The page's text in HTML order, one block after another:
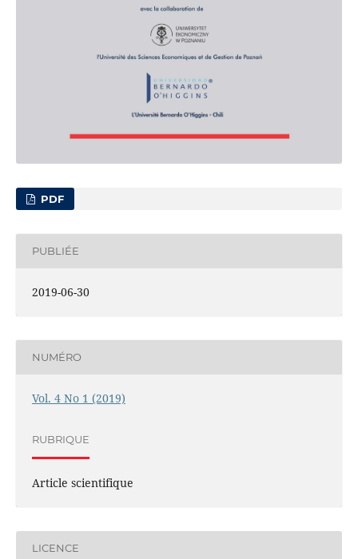
PDF
PUBLIÉE
2019-06-30
NUMÉRO
Vol. 4 No 1 (2019)
RUBRIQUE
Article scientifique
LICENCE